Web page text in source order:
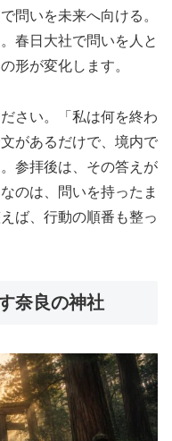
問いを未来へ向ける。
春日大社で問いを人と
形が変化します。
さい。「私は何を終わ
があるだけで、境内で
参拝後は、その答えが
のは、問いを持ったま
ば、行動の順番も整っ
奈良の神社